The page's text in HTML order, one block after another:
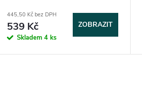
445,50 Kč bez DPH
539 Kč
Skladem 4 ks
ZOBRAZIT